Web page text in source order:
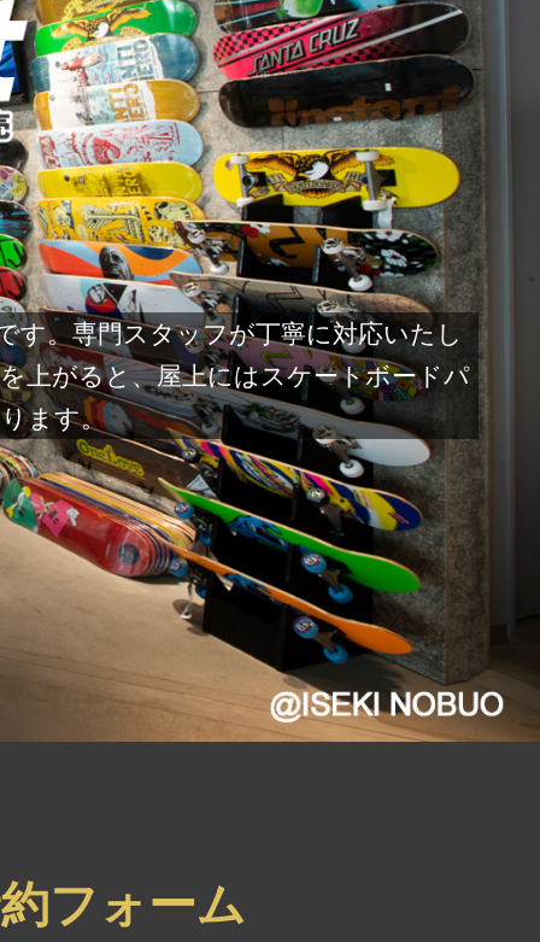
す。専門スタッフが丁寧に対応いたし
上がると、屋上にはスケートボードパ
ます。
フォーム